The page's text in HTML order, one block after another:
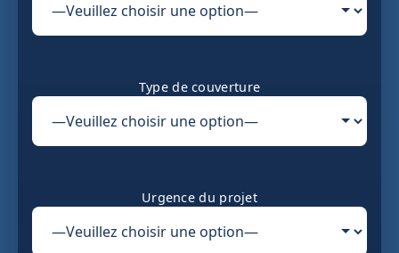
Type de couverture
Urgence du projet